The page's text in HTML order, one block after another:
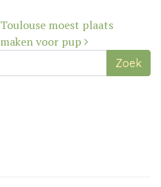
Toulouse moest plaats
maken voor pup